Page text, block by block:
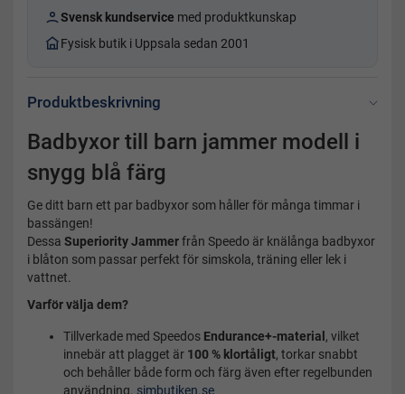
Svensk kundservice med produktkunskap
Fysisk butik i Uppsala sedan 2001
Produktbeskrivning
Badbyxor till barn jammer modell i
snygg blå färg
Ge ditt barn ett par badbyxor som håller för många timmar i
bassängen!
Dessa Superiority Jammerfrån Speedo är knälånga badbyxor
i blåton som passar perfekt för simskola, träning eller lek i
vattnet.
Varför välja dem?
Tillverkade med Speedos Endurance+-material , vilket
innebär att plagget är 100 % klortåligt, torkar snabbt
och behåller både form och färg även efter regelbunden
användning. simbutiken.se